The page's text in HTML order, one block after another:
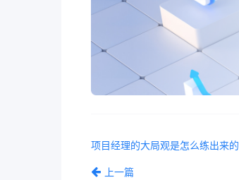
项目经理的大局观是怎么练出来的
上一篇